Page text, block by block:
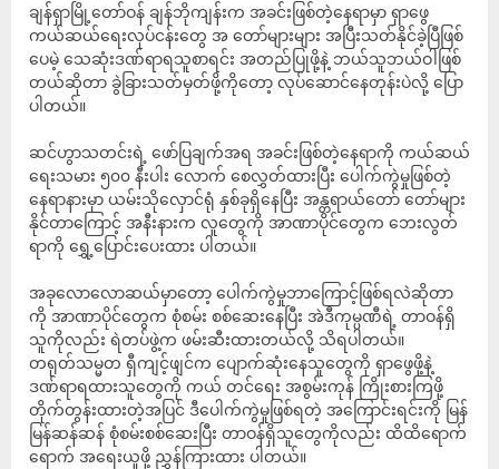
ချန်ရှာမြို့တော်ဝန် ချန်ဘိုကျန်းက အခင်းဖြစ်တဲ့နေရာမှာ ရှာဖွေ
ကယ်ဆယ်ရေးလုပ်ငန်းတွေ အ တော်များများ အပြီးသတ်နိုင်ခဲ့ပြီဖြစ်
ပေမဲ့ သေဆုံးဒဏ်ရာရသူစာရင်း အတည်ပြုဖို့နဲ့ ဘယ်သူဘယ်ဝါဖြစ်
တယ်ဆိုတာ ခွဲခြားသတ်မှတ်ဖို့ကိုတော့ လုပ်ဆောင်နေတုန်းပဲလို့ ပြော
ပါတယ်။
ဆင်ဟွာသတင်းရဲ့ ဖော်ပြချက်အရ အခင်းဖြစ်တဲ့နေရာကို ကယ်ဆယ်
ရေးသမား ၅၀၀ နီးပါး လောက် စေလွှတ်ထားပြီး ပေါက်ကွဲမှုဖြစ်တဲ့
နေရာနားမှာ ယမ်းသိုလှောင်ရုံ နှစ်ခုရှိနေပြီး အန္တရာယ်တော် တော်များ
နိုင်တာကြောင့် အနီးနားက လူတွေကို အာဏာပိုင်တွေက ဘေးလွတ်
ရာကို ရွှေ့ပြောင်းပေးထား ပါတယ်။
အခုလောလောဆယ်မှာတော့ ပေါက်ကွဲမှုဘာကြောင့်ဖြစ်ရလဲဆိုတာ
ကို အာဏာပိုင်တွေက စုံစမ်း စစ်ဆေးနေပြီး အဲဒီကုမ္ပဏီရဲ့ တာဝန်ရှိ
သူကိုလည်း ရဲတပ်ဖွဲ့က ဖမ်းဆီးထားတယ်လို့ သိရပါတယ်။
တရုတ်သမ္မတ ရှီကျင့်ဖျင်က ပျောက်ဆုံးနေသူတွေကို ရှာဖွေဖို့နဲ့
ဒဏ်ရာရထားသူတွေကို ကယ် တင်ရေး အစွမ်းကုန် ကြိုးစားကြဖို့
တိုက်တွန်းထားတဲ့အပြင် ဒီပေါက်ကွဲမှုဖြစ်ရတဲ့ အကြောင်းရင်းကို မြန်
မြန်ဆန်ဆန် စုံစမ်းစစ်ဆေးပြီး တာဝန်ရှိသူတွေကိုလည်း ထိထိရောက်
ရောက် အရေးယူဖို့ ညွှန်ကြားထား ပါတယ်။